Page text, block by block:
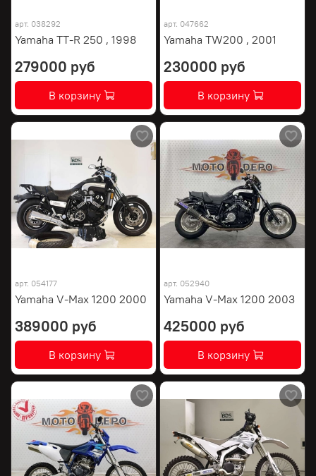
арт. 038292
Yamaha TT-R 250 , 1998
279000 руб
В корзину
арт. 047662
Yamaha TW200 , 2001
230000 руб
В корзину
арт. 054177
Yamaha V-Max 1200 2000
389000 руб
В корзину
арт. 052940
Yamaha V-Max 1200 2003
425000 руб
В корзину